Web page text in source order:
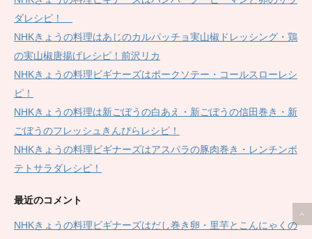
ダレシピ！
NHKきょうの料理はあじのカルパッチョ実山椒ドレッシング・鶏
の実山椒唐揚げレシピ！前沢リカ
NHKきょうの料理ビギナーズはポークソテー・コールスローレシ
ピ！
NHKきょうの料理は新ごぼうの白あえ・新ごぼうの信田巻き・新
ごぼうのフレッシュきんぴらレシピ！
NHKきょうの料理ビギナーズはアスパラの豚肉巻き・レンチンポ
テトサラダレシピ！
最近のコメント
NHKきょうの料理ビギナーズはだし巻き卵・里芋とこんにゃくの